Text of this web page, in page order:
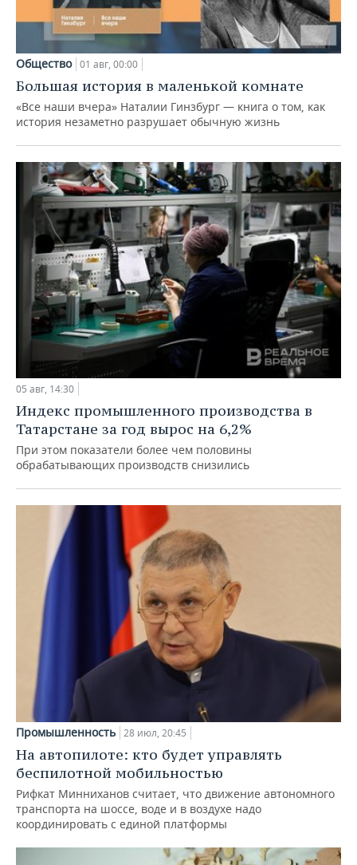
Общество 01 авг, 00:00
Большая история в маленькой комнате
«Все наши вчера» Наталии Гинзбург — книга о том, как
история незаметно разрушает обычную жизнь
05 авг, 14:30
Индекс промышленного производства в
Татарстане за год вырос на 6,2%
При этом показатели более чем половины
обрабатывающих производств снизились
Промышленность 28 июл, 20:45
На автопилоте: кто будет управлять
беспилотной мобильностью
Рифкат Минниханов считает, что движение автономного
транспорта на шоссе, воде и в воздухе надо
координировать с единой платформы